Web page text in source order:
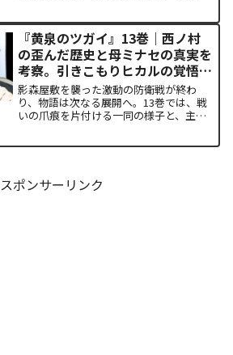
ち塞がります。彼が主張する「狂気の平
和論」と四谷友助たち...
『黄泉のツガイ』13巻｜西ノ村
の歪んだ歴史と母ミナセの真実を
考察。引きこもりヒカルの覚悟に
震える理由
影森屋敷を襲った激動の防衛戦が終わ
り、物語は次なる展開へ。13巻では、戦
いの爪痕を片付ける一同の様子と、主人
スポンサーリンク